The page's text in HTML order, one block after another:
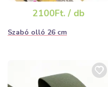
2100Ft. / db
Szabó olló 26 cm